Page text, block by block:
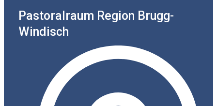
Pastoralraum Region Brugg-
Windisch